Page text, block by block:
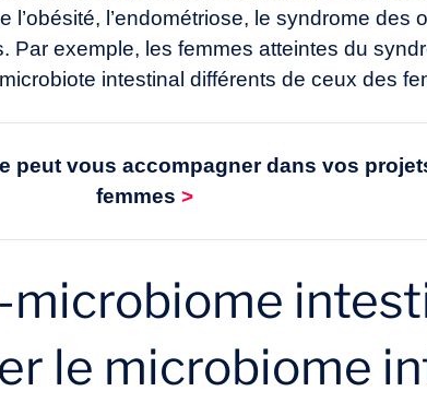
l’obésité, l’endométriose, le syndrome des
Par exemple, les femmes atteintes du
intestinal différents de ceux des
peut vous accompagner dans vos
femmes >
le microbiome